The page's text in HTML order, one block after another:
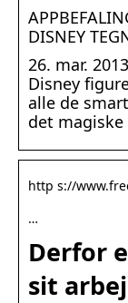
DISNEY
26. mar.
Disney
alle de
det
http s://
…
Derfor
sit